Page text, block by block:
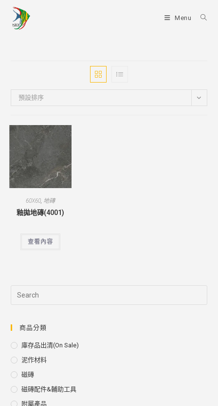
content
Menu
預設排序
60X60, 地磚
釉拋地磚(4001)
查看內容
商品分類
庫存品出清(on Sale)
泥作材料
磁磚
磁磚配件&輔助工具
附屬產品